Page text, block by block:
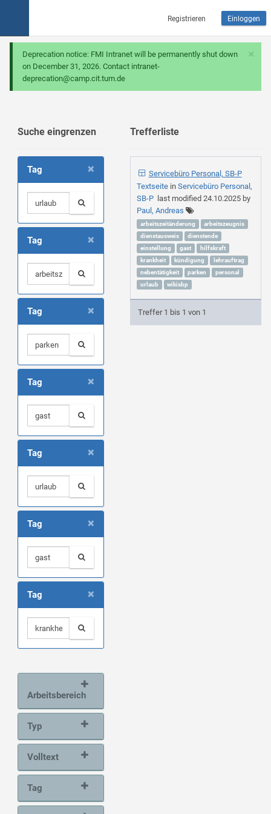
Registrieren Einloggen
×
Deprecation notice: FMI Intranet will be permanently shut down
on December 31, 2026. Contact intranet-
deprecation@camp.cit.tum.de
Suche eingrenzen
×
Tag
×
Tag
×
Tag
×
Tag
×
Tag
×
Tag
×
Tag
Arbeitsbereich
Typ
Volltext
Tag
Trefferliste
Servicebüro Personal, SB-P
Textseite in Servicebüro Personal,
SB-Plast modified 24.10.2025by
Paul, Andreas
arbeitszeitänderung
arbeitszeugnis
dienstausweis
dienstende
einstellung
gast
hilfskraft
krankheit
kündigung
lehrauftrag
nebentätigkeit
parken
personal
urlaub
wikisbp
Treffer 1 bis 1 von 1